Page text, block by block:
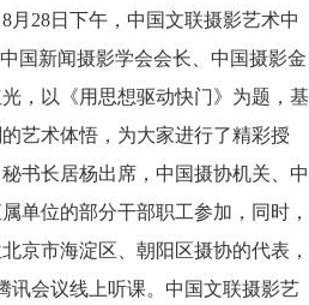
月28日下午，中国文联摄影艺术中
国新闻摄影学会会长、中国摄影金
，以《用思想驱动快门》为题，基
艺术体悟，为大家进行了精彩授
书长居杨出席，中国摄协机关、中
单位的部分干部职工参加，同时，
京市海淀区、朝阳区摄协的代表，
讯会议线上听课。中国文联摄影艺